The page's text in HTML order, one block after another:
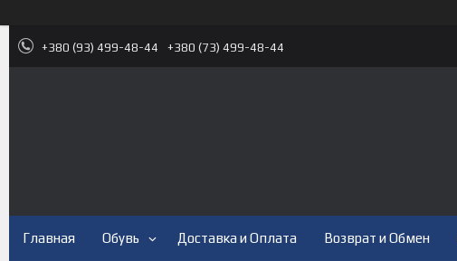
+380 (93) 499-48-44 +380 (73) 499-48-44
Главная Обувь Доставка и Оплата Возврат и Обмен